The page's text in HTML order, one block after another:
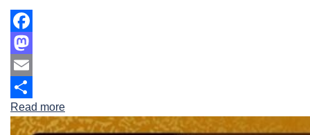
Facebook
Mastodon
Email
Share
Read more